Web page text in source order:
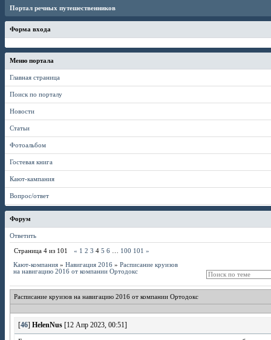
Портал речных путешественников
Форма входа
Меню портала
Главная страница
Поиск по порталу
Новости
Статьи
Фотоальбом
Гостевая книга
Кают-кампания
Вопрос/ответ
Форум
Ответить
Страница 4 из 101 « 1 2 3 4 5 6 100 101 »
Кают-компания » Навигация 2016 » Расписание круизов
на навигацию 2016 от компании Ортодокс
Расписание круизов на навигацию 2016 от компании Ортодокс
46 HelenNus [12 Апр 2023, 00:51]